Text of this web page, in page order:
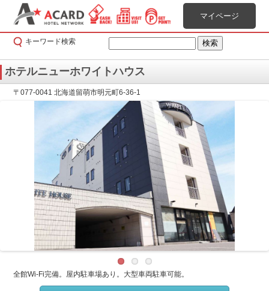
マイページ
キーワード検索
ホテルニューホワイトハウス
〒077-0041 北海道留萌市明元町6-36-1
全館Wi-Fi完備。屋内駐車場あり。大型車両駐車可能。